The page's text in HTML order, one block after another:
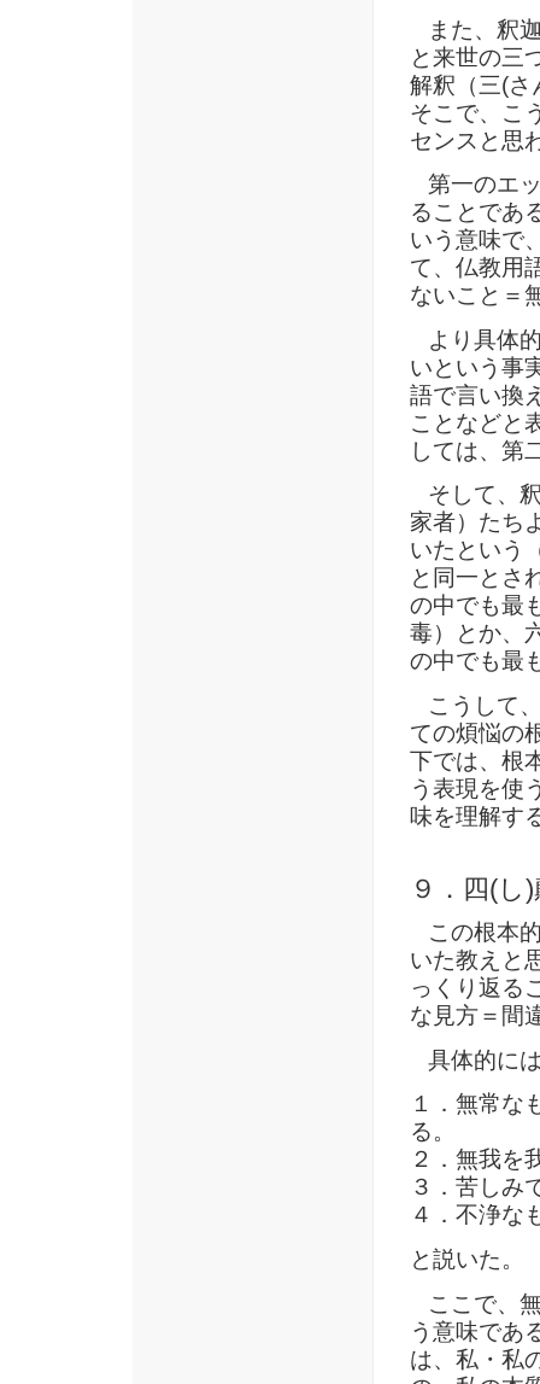
また、釈
と来世の三
解釈（三(さ
そこで、こ
センスと思
第一のエ
ることであ
いう意味で
て、仏教用
ないこと＝
より具体
いという事
語で言い換
ことなどと
しては、第
そして、
家者）たち
いたという
と同一とさ
の中でも最
毒）とか、
の中でも最
こうして
ての煩悩の
下では、根
う表現を使
味を理解す
９．四(し
この根本
いた教えと
っくり返る
な見方＝間
具体的に
１．無常な
る。
２．無我を
３．苦しみ
４．不浄な
と説いた。
ここで、
う意味であ
は、私・私